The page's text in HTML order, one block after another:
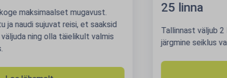
25 linna
Tallinnast väljub 2 lendu päevas, seega on Sinu
järgmine seiklus vaid ühe peatuse kaugusel.
Broneeri reis